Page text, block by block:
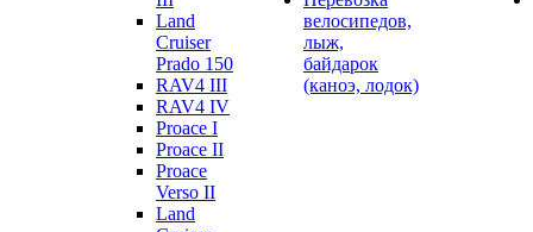
Land
Cruiser
Prado 150
RAV4 III
RAV4 IV
Proace I
Proace II
Proace
Verso II
Land
велосипедов,
лыж,
байдарок
(каноэ, лодок)